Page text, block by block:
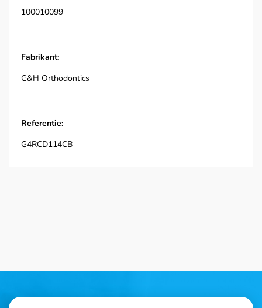
100010099
Fabrikant:
G&H Orthodontics
Referentie:
G4RCD114CB